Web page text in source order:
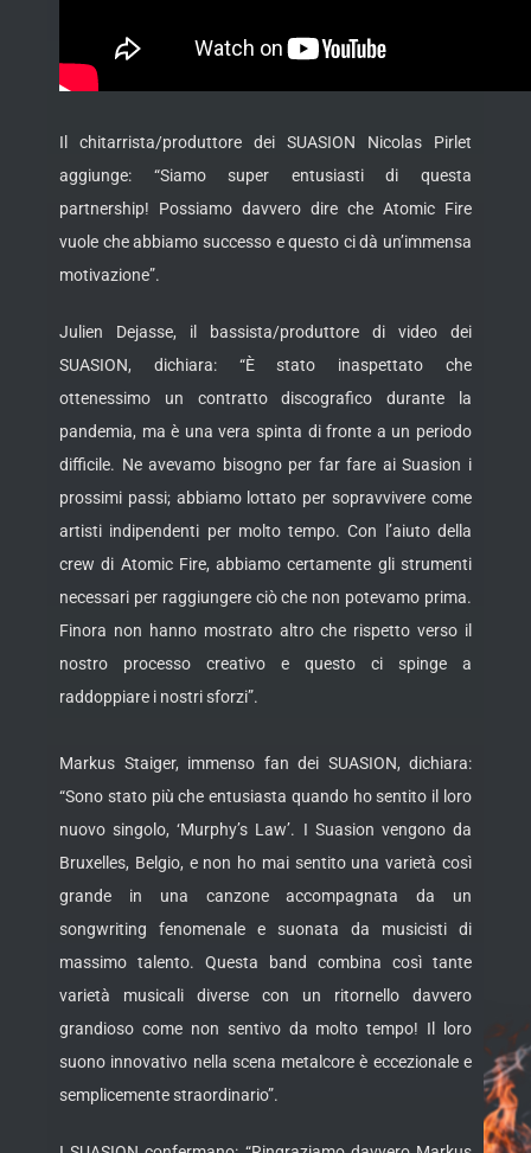
Il chitarrista/produttore dei SUASION Nicolas Pirlet
aggiunge: “Siamo super entusiasti di questa
partnership! Possiamo davvero dire che Atomic Fire
vuole che abbiamo successo e questo ci dà un’immensa
motivazione”.
Julien Dejasse, il bassista/produttore di video dei
SUASION, dichiara: “È stato inaspettato che
ottenessimo un contratto discografico durante la
pandemia, ma è una vera spinta di fronte a un periodo
difficile. Ne avevamo bisogno per far fare ai Suasion i
prossimi passi; abbiamo lottato per sopravvivere come
artisti indipendenti per molto tempo. Con l’aiuto della
crew di Atomic Fire, abbiamo certamente gli strumenti
necessari per raggiungere ciò che non potevamo prima.
Finora non hanno mostrato altro che rispetto verso il
nostro processo creativo e questo ci spinge a
raddoppiare i nostri sforzi”.
Markus Staiger, immenso fan dei SUASION, dichiara:
“Sono stato più che entusiasta quando ho sentito il loro
nuovo singolo, ‘Murphy’s Law’. I Suasion vengono da
Bruxelles, Belgio, e non ho mai sentito una varietà così
grande in una canzone accompagnata da un
songwriting fenomenale e suonata da musicisti di
massimo talento. Questa band combina così tante
varietà musicali diverse con un ritornello davvero
grandioso come non sentivo da molto tempo! Il loro
suono innovativo nella scena metalcore è eccezionale e
semplicemente straordinario”.